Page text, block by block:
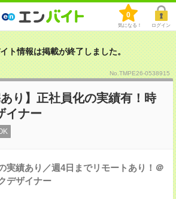
0
気になる！ ログイン
ト情報は掲載が終了しました。
No.TMPE26-0538915
あり】正社員化の実績有！時
イナー
実績あり／週4日までリモートあり！＠
デザイナー